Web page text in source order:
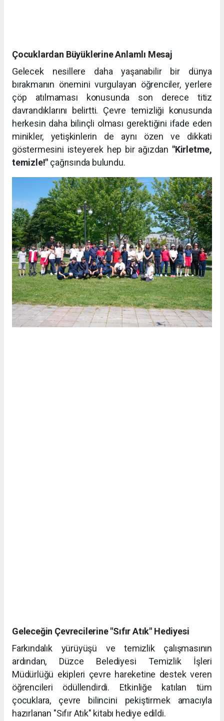
Çocuklardan Büyüklerine Anlamlı Mesaj
Gelecek nesillere daha yaşanabilir bir dünya
bırakmanın önemini vurgulayan öğrenciler, yerlere
çöp atılmaması konusunda son derece titiz
davrandıklarını belirtti. Çevre temizliği konusunda
herkesin daha bilinçli olması gerektiğini ifade eden
minikler, yetişkinlerin de aynı özen ve dikkati
göstermesini isteyerek hep bir ağızdan "Kirletme,
temizle!" çağrısında bulundu.
Geleceğin Çevrecilerine "Sıfır Atık" Hediyesi
Farkındalık yürüyüşü ve temizlik çalışmasının
ardından, Düzce Belediyesi Temizlik İşleri
Müdürlüğü ekipleri çevre hareketine destek veren
öğrencileri ödüllendirdi. Etkinliğe katılan tüm
çocuklara, çevre bilincini pekiştirmek amacıyla
hazırlanan "Sıfır Atık" kitabı hediye edildi.